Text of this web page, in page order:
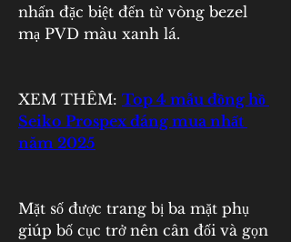
nhấn đặc biệt đến từ vòng bezel
mạ PVD màu xanh lá.
XEM THÊM: Top 4 mẫu đồng hồ
Seiko Prospex đáng mua nhất
năm 2025
Mặt số được trang bị ba mặt phụ
giúp bố cục trở nên cân đối và gọn